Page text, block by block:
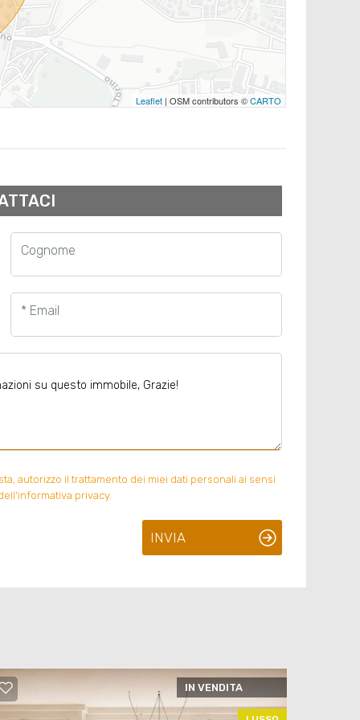
Leaflet| OSM contributors ©CARTO
Cognome
* Email
autorizzo il trattamento dei miei dati personali ai sensi
privacy.
INVIA
IN VENDITA